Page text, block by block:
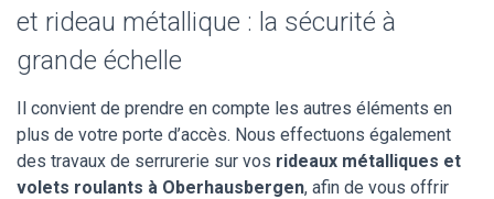
et rideau métallique : la sécurité à
grande échelle
Il convient de prendre en compte les autres éléments en
plus de votre porte d’accès. Nous effectuons également
des travaux de serrurerie sur vos rideaux métalliques et
volets roulants à Oberhausbergen, afin de vous offrir